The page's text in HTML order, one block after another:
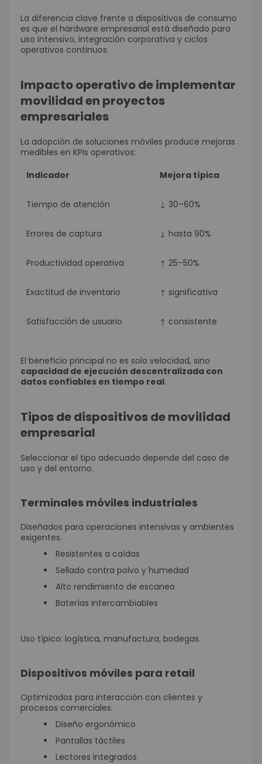
La diferencia clave frente a dispositivos de consumo
es que el hardware empresarial está diseñado para
uso intensivo, integración corporativa y ciclos
operativos continuos.
Impacto operativo de implementar
movilidad en proyectos
empresariales
La adopción de soluciones móviles produce mejoras
medibles en KPIs operativos:
Indicador
Mejora típica
Tiempo de atención ↓ 30–60%
Errores de captura ↓ hasta 90%
Productividad operativa ↑ 25–50%
Exactitud de inventario ↑ significativa
Satisfacción de usuario ↑ consistente
El beneficio principal no es solo velocidad, sino
capacidad de ejecución descentralizada con
datos confiables en tiempo real.
Tipos de dispositivos de movilidad
empresarial
Seleccionar el tipo adecuado depende del caso de
uso y del entorno.
Terminales móviles industriales
Diseñados para operaciones intensivas y ambientes
exigentes.
Resistentes a caídas
Sellado contra polvo y humedad
Alto rendimiento de escaneo
Baterías intercambiables
Uso típico: logística, manufactura, bodegas.
Dispositivos móviles para retail
Optimizados para interacción con clientes y
procesos comerciales.
Diseño ergonómico
Pantallas táctiles
Lectores integrados